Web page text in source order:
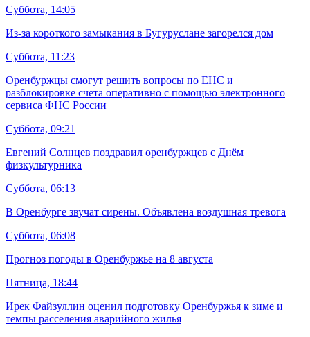
Суббота, 14:05
Из-за короткого замыкания в Бугуруслане загорелся дом
Суббота, 11:23
Оренбуржцы смогут решить вопросы по ЕНС и
разблокировке счета оперативно с помощью электронного
сервиса ФНС России
Суббота, 09:21
Евгений Солнцев поздравил оренбуржцев с Днём
физкультурника
Суббота, 06:13
В Оренбурге звучат сирены. Объявлена воздушная тревога
Суббота, 06:08
Прогноз погоды в Оренбуржье на 8 августа
Пятница, 18:44
Ирек Файзуллин оценил подготовку Оренбуржья к зиме и
темпы расселения аварийного жилья